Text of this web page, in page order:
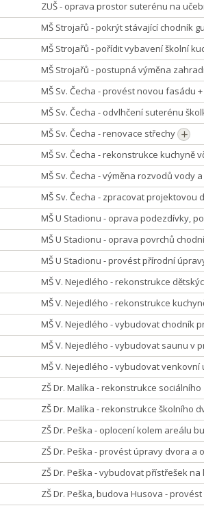
ZUŠ - oprava prostor suterénu na
MŠ Strojařů - pokrýt stávající chodník
MŠ Strojařů - pořídit vybavení školní
MŠ Strojařů - postupná výměna
MŠ Sv. Čecha - provést novou fasádu
MŠ Sv. Čecha - odvlhčení suterénu
MŠ Sv. Čecha - renovace střechy
MŠ Sv. Čecha - rekonstrukce kuchyně
MŠ Sv. Čecha - výměna rozvodů vody
MŠ Sv. Čecha - zpracovat
MŠ U Stadionu - oprava podezdívky,
MŠ U Stadionu - oprava povrchů
MŠ U Stadionu - provést přírodní
MŠ V. Nejedlého - rekonstrukce
MŠ V. Nejedlého - rekonstrukce
MŠ V. Nejedlého - vybudovat chodník
MŠ V. Nejedlého - vybudovat saunu v
MŠ V. Nejedlého - vybudovat
ZŠ Dr. Malíka - rekonstrukce
ZŠ Dr. Malíka - rekonstrukce školního
ZŠ Dr. Peška - oplocení kolem areálu
ZŠ Dr. Peška - provést úpravy dvora
ZŠ Dr. Peška - vybudovat přístřešek
ZŠ Dr. Peška, budova Husova -